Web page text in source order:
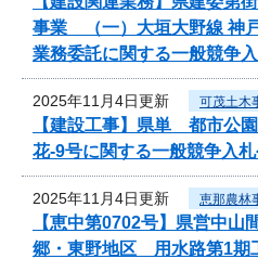
事業 （一）大垣大野線 神
業務委託に関する一般競争
2025年11月4日更新 可茂土木
【建設工事】県単 都市公
花-9号に関する一般競争入
2025年11月4日更新 恵那農林
【恵中第0702号】県営中
郷・東野地区 用水路第1期